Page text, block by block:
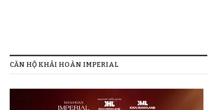
CĂN HỘ KHẢI HOÀN IMPERIAL